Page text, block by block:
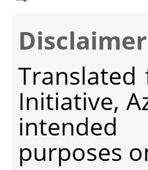
Disclaimer
Initiative,
intended
purposes